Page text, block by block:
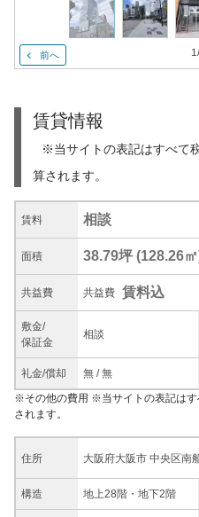
前へ 1/
賃貸情報
※当サイトの表記はすべて
算されます。
賃料 相談
面積 38.79坪 (128.26
共益費 共益費 賃料込
敷金/
保証金
相談
礼金/償却 無 /無
住所 大阪府大阪市 中央区南
構造 地上28階・地下2階
※その他の費用 ※当サイトの表記はす
されます。